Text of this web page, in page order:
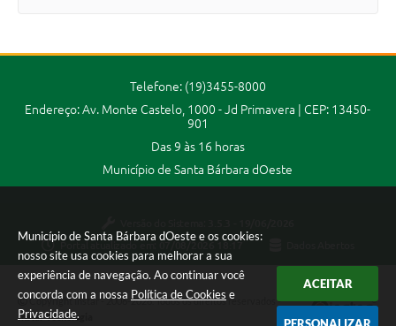
Município de Santa Bárbara dOeste e os cookies:
nosso site usa cookies para melhorar a sua
experiência de navegação. Ao continuar você
concorda com a nossa Política de Cookies e
Privacidade.
ACEITAR
Telefone: (19)3455-8000
Endereço: Av. Monte Castelo, 1000 - Jd Primavera | CEP: 13450-
901
Das 9 às 16 horas
Município de Santa Bárbara dOeste
Copyright Instar - 2006-2026. Todos os direitos reservados -
Instar Tecnologia